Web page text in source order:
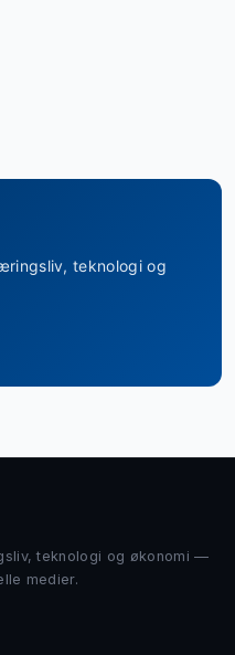
teknologi og
teknologi og økonomi —
medier.